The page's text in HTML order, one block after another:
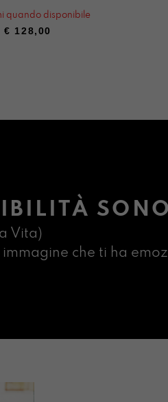
quando disponibile
€ 128,00
Vita)
che ti ha